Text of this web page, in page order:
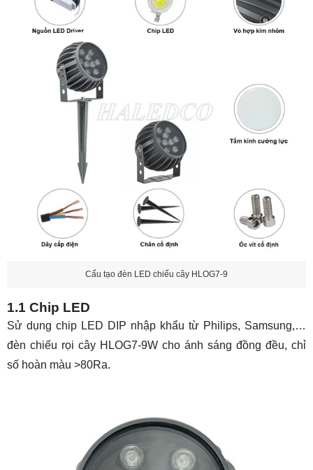
Cấu tạo đèn LED chiếu cây HLOG7-9
1.1 Chip LED
Sử dụng chip LED DIP nhập khẩu từ Philips, Samsung,…
đèn chiếu rọi cây HLOG7-9W cho ánh sáng đồng đều, chỉ
số hoàn màu >80Ra.